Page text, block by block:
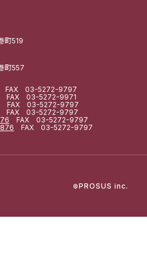
町519
町557
FAX 03-5272-9797
FAX 03-5272-9971
FAX 03-5272-9797
FAX 03-5272-9797
FAX 03-5272-9797
FAX 03-5272-9797
©PROSUS inc.